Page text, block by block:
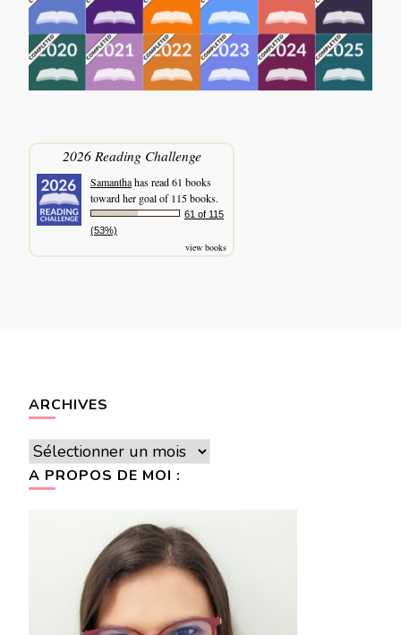
2026 Reading Challenge
Samanthahas read 61 books
toward her goal of 115 books.
61 of 115
(53%)
view books
ARCHIVES
Archives
A PROPOS DE MOI :